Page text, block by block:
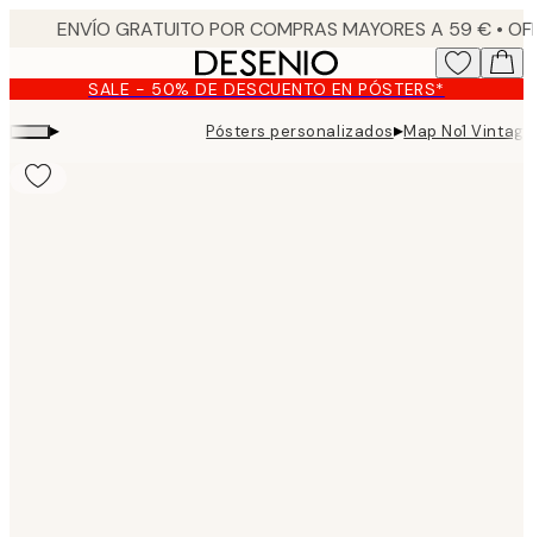
content.SALE - 50% DE DESCUENTO EN PÓSTERS*
▸ Pósters personalizados▸Map No1